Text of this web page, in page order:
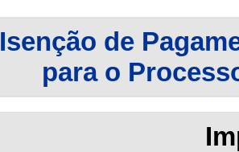
Isenção de
para o